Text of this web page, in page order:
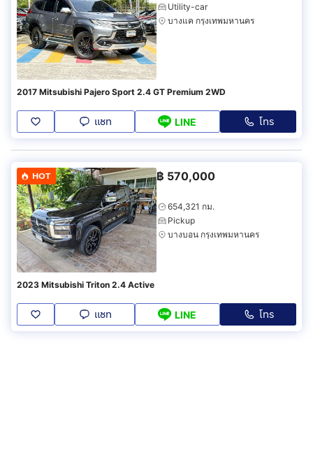
Utility-car
บางแค กรุงเทพมหานคร
2017 Mitsubishi Pajero Sport 2.4 GT Premium 2WD
แชท LINE โทร
HOT ฿ 570,000
654,321 กม.
Pickup
บางบอน กรุงเทพมหานคร
2023 Mitsubishi Triton 2.4 Active
แชท LINE โทร